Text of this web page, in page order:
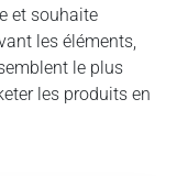
et souhaite
les éléments,
le plus
les produits en